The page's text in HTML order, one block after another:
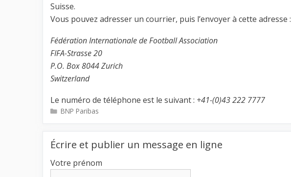
Suisse.
Vous pouvez adresser un courrier, puis l’envoyer à cette adresse :
Fédération Internationale de Football Association
FIFA-Strasse 20
P.O. Box 8044 Zurich
Switzerland
Le numéro de téléphone est le suivant : +41-(0)43 222 7777
Catégories
BNP Paribas
Écrire et publier un message en ligne
Votre prénom